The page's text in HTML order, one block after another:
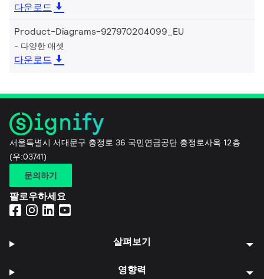
다운로드
Product-Diagrams-927970204099_EU
다양한 애셋
다운로드
서울특별시 서대문구 충정로 36 국민연금공단 충정로사옥 12층
(우:03741)
문의하기
팔로우하세요
살펴보기
영향력